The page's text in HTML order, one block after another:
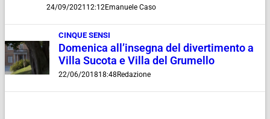
24/09/2021 12:12Emanuele Caso
CINQUE SENSI
Domenica all’insegna del divertimento a
Villa Sucota e Villa del Grumello
22/06/201818:48Redazione